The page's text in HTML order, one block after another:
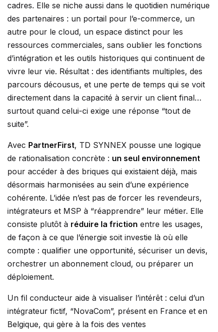
cadres. Elle se niche aussi dans le quotidien numérique
des partenaires : un portail pour l’e-commerce, un
autre pour le cloud, un espace distinct pour les
ressources commerciales, sans oublier les fonctions
d’intégration et les outils historiques qui continuent de
vivre leur vie. Résultat : des identifiants multiples, des
parcours décousus, et une perte de temps qui se voit
directement dans la capacité à servir un client final…
surtout quand celui-ci exige une réponse “tout de
suite”.
Avec PartnerFirst, TD SYNNEX pousse une logique
de rationalisation concrète : un seul environnement
pour accéder à des briques qui existaient déjà, mais
désormais harmonisées au sein d’une expérience
cohérente. L’idée n’est pas de forcer les revendeurs,
intégrateurs et MSP à “réapprendre” leur métier. Elle
consiste plutôt à réduire la friction entre les usages,
de façon à ce que l’énergie soit investie là où elle
compte : qualifier une opportunité, sécuriser un devis,
orchestrer un abonnement cloud, ou préparer un
déploiement.
Un fil conducteur aide à visualiser l’intérêt : celui d’un
intégrateur fictif, “NovaCom”, présent en France et en
Belgique, qui gère à la fois des ventes